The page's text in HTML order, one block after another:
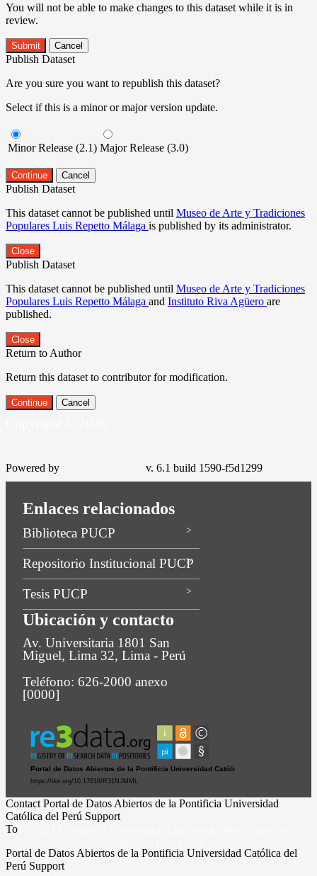
You will not be able to make changes to this dataset while it is in
review.
Submit Cancel
Publish Dataset
Are you sure you want to republish this dataset?
Select if this is a minor or major version update.
Minor Release (2.1) Major Release (3.0)
Continue Cancel
Publish Dataset
This dataset cannot be published until Museo de Arte y Tradiciones
Populares Luis Repetto Málaga is published by its administrator.
Close
Publish Dataset
This dataset cannot be published until Museo de Arte y Tradiciones
Populares Luis Repetto Málaga and Instituto Riva Agüero are
published.
Close
Return to Author
Return this dataset to contributor for modification.
Continue Cancel
Powered by v. 6.1 build 1590-f5d1299
Enlaces relacionados
Biblioteca PUCP
Repositorio Institucional PUCP
Tesis PUCP
Ubicación y contacto
Av. Universitaria 1801 San
Miguel, Lima 32, Lima - Perú
Teléfono: 626-2000 anexo
[0000]
Contact Portal de Datos Abiertos de la Pontificia Universidad
Católica del Perú Support
To
Portal de Datos Abiertos de la Pontificia Universidad Católica del
Perú Support